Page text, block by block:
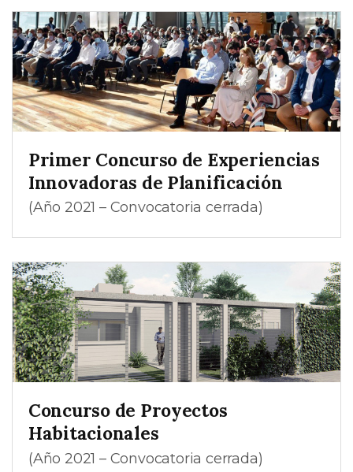
Primer Concurso de Experiencias
Innovadoras de Planificación
(Año 2021 – Convocatoria cerrada)
Concurso de Proyectos
Habitacionales
(Año 2021 – Convocatoria cerrada)